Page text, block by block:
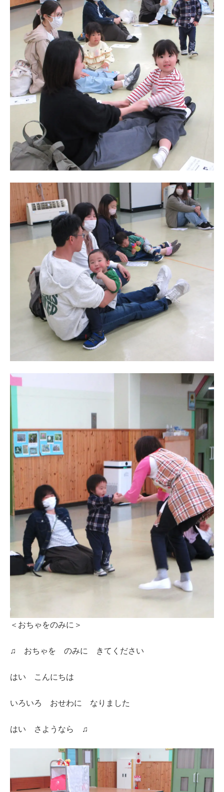
＜おちゃをのみに＞
♫ おちゃを のみに きてください
はい こんにちは
いろいろ おせわに なりました
はい さようなら ♫